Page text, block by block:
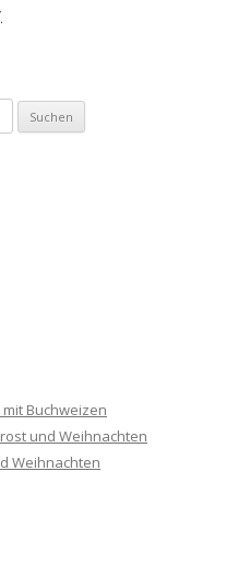
Buchweizen
und Weihnachten
Weihnachten